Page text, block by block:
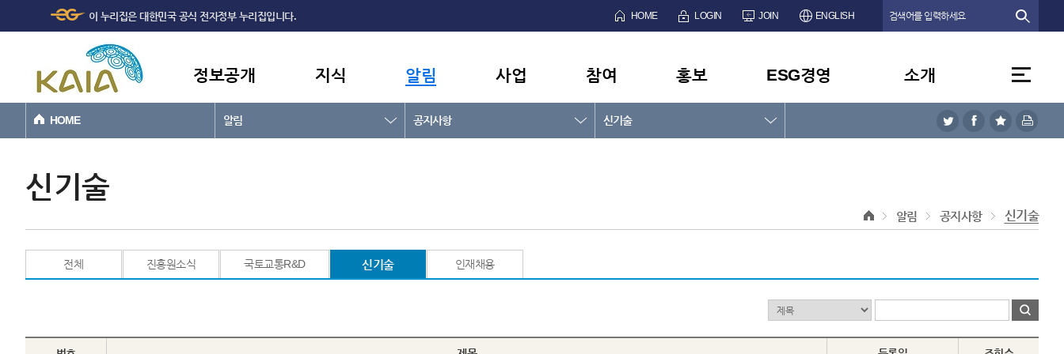
본문바로가기
이 누리집은 대한민국 공식 전자정부 누리집입니다. HOME LOGIN JOIN ENGLISH
정보공개 지식 알림 사업 참여 홍보 ESG경영 소개
HOME 알림 공지사항 신기술
신기술
알림 공지사항 신기술
전체 진흥원소식 국토교통R&D 신기술 인재채용